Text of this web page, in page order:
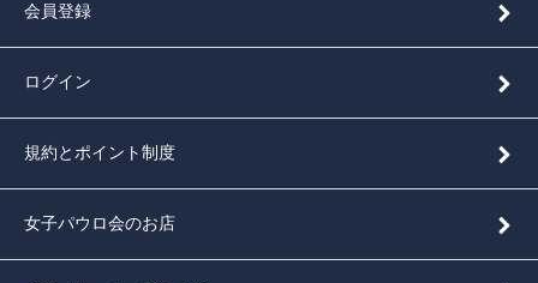
会員登録
ログイン
規約とポイント制度
女子パウロ会のお店